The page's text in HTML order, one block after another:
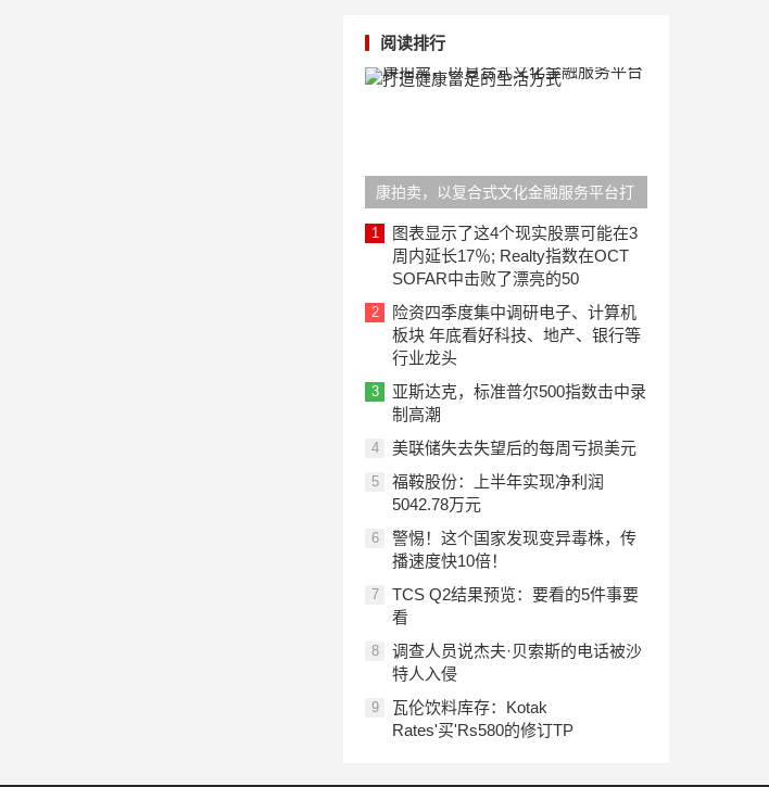
阅读排行
康拍卖，以复合式文化金融服务平台打
造健康富足的生活方式
1
图表显示了这4个现实股票可能在3
周内延长17％; Realty指数在OCT
SOFAR中击败了漂亮的50
2
险资四季度集中调研电子、计算机
板块 年底看好科技、地产、银行等
行业龙头
3
亚斯达克，标准普尔500指数击中录
制高潮
4 美联储失去失望后的每周亏损美元
5
福鞍股份：上半年实现净利润
5042.78万元
6
警惕！这个国家发现变异毒株，传
播速度快10倍！
7
TCS Q2结果预览：要看的5件事要
看
8
调查人员说杰夫·贝索斯的电话被沙
特人入侵
9
瓦伦饮料库存：Kotak
Rates'买'Rs580的修订TP